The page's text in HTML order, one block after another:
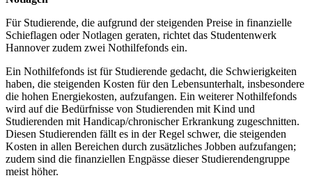
Für Studierende, die aufgrund der steigenden Preise in finanzielle
Schieflagen oder Notlagen geraten, richtet das Studentenwerk
Hannover zudem zwei Nothilfefonds ein.
Ein Nothilfefonds ist für Studierende gedacht, die Schwierigkeiten
haben, die steigenden Kosten für den Lebensunterhalt, insbesondere
die hohen Energiekosten, aufzufangen. Ein weiterer Nothilfefonds
wird auf die Bedürfnisse von Studierenden mit Kind und
Studierenden mit Handicap/chronischer Erkrankung zugeschnitten.
Diesen Studierenden fällt es in der Regel schwer, die steigenden
Kosten in allen Bereichen durch zusätzliches Jobben aufzufangen;
zudem sind die finanziellen Engpässe dieser Studierendengruppe
meist höher.